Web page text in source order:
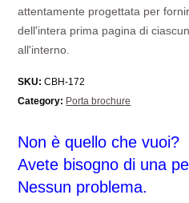
attentamente progettata per
dell'intera prima pagina di
all'interno.
SKU: CBH-172
Category: Porta brochure
Non è quello che vuoi?
Avete bisogno di una
Nessun problema.